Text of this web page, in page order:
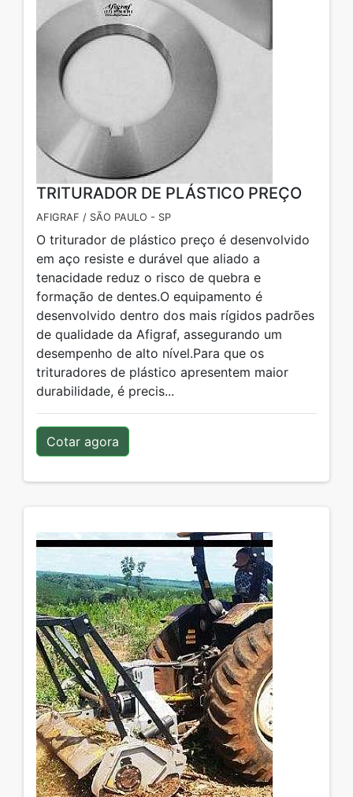
TRITURADOR DE PLÁSTICO PREÇO
AFIGRAF / SÃO PAULO - SP
O triturador de plástico preço é desenvolvido
em aço resiste e durável que aliado a
tenacidade reduz o risco de quebra e
formação de dentes.O equipamento é
desenvolvido dentro dos mais rígidos padrões
de qualidade da Afigraf, assegurando um
desempenho de alto nível.Para que os
trituradores de plástico apresentem maior
durabilidade, é precis...
Cotar agora